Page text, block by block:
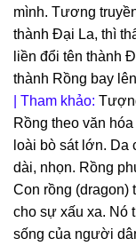
mình. Tương
thành Đại La, thì
liền đổi tên thành
thành Rồng bay
| Tham khảo:
Rồng theo văn
loài bò sát lớn. Da
dài, nhọn. Rồng
Con rồng (dragon)
cho sự xấu xa. Nó
sống của người